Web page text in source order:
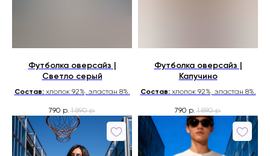
Футболка оверсайз |
Светло серый
Состав: хлопок 92%, эластан 8%.
790 р. 1 890 р.
Футболка оверсайз |
Капучино
Состав: хлопок 92%, эластан 8%.
790 р. 1 890 р.